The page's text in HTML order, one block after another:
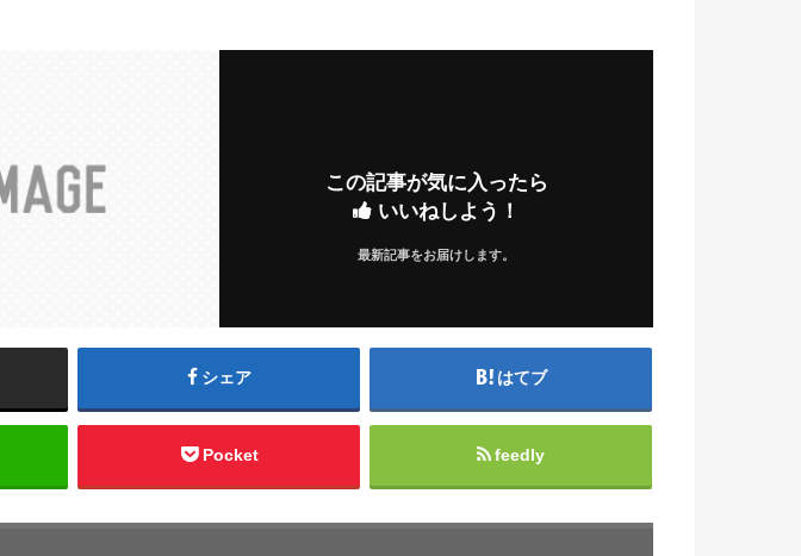
この記事が気に入ったら
いいねしよう！
最新記事をお届けします。
シェア はてブ
Pocket feedly